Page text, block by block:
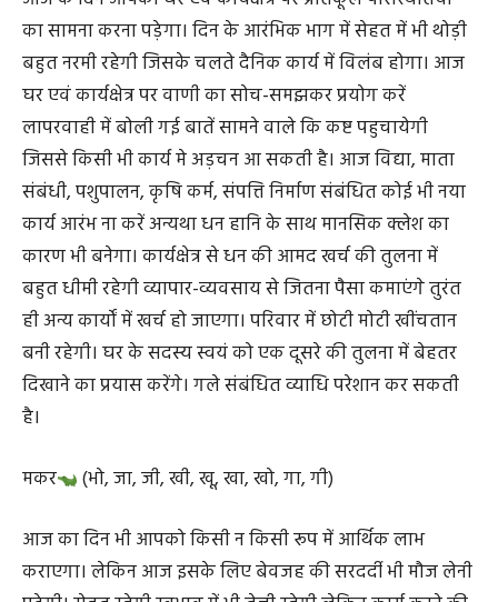
धनु (ये, यो, भा, भी, भू, ध, फा, ढा, भे)
आज के दिन आपको घर एवं कार्यक्षेत्र पर प्रतिकूल परिस्थितियों
का सामना करना पड़ेगा। दिन के आरंभिक भाग में सेहत में भी थोड़ी
बहुत नरमी रहेगी जिसके चलते दैनिक कार्य में विलंब होगा। आज
घर एवं कार्यक्षेत्र पर वाणी का सोच-समझकर प्रयोग करें
लापरवाही में बोली गई बातें सामने वाले कि कष्ट पहुचायेगी
जिससे किसी भी कार्य मे अड़चन आ सकती है। आज विद्या, माता
संबंधी, पशुपालन, कृषि कर्म, संपत्ति निर्माण संबंधित कोई भी नया
कार्य आरंभ ना करें अन्यथा धन हानि के साथ मानसिक क्लेश का
कारण भी बनेगा। कार्यक्षेत्र से धन की आमद खर्च की तुलना में
बहुत धीमी रहेगी व्यापार-व्यवसाय से जितना पैसा कमाएंगे तुरंत
ही अन्य कार्यों में खर्च हो जाएगा। परिवार में छोटी मोटी खींचतान
बनी रहेगी। घर के सदस्य स्वयं को एक दूसरे की तुलना में बेहतर
दिखाने का प्रयास करेंगे। गले संबंधित व्याधि परेशान कर सकती
मकर (भो, जा, जी, खी, खू, खा, खो, गा, गी)